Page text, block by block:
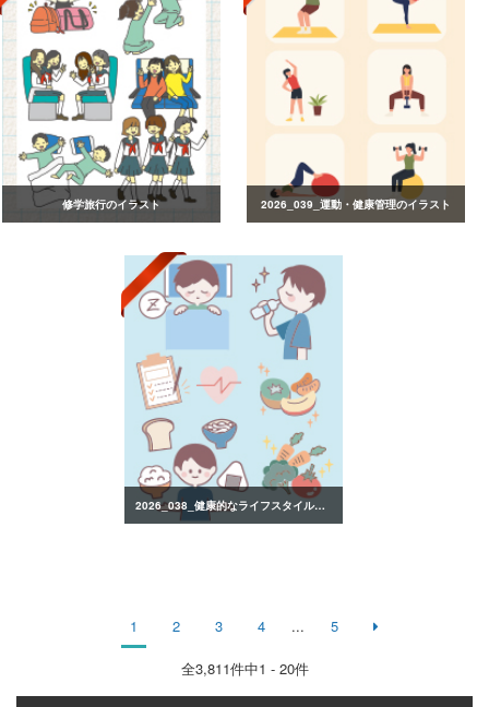
修学旅行のイラスト 2026_039_運動・健康管理のイラスト
2026_038_健康的なライフスタイルのイラスト
1 2 3 4 ... 5
全3,811件中1 - 20件